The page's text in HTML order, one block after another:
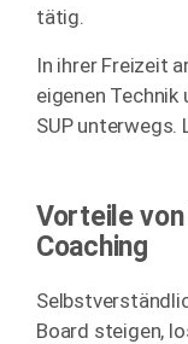
tätig.
In ihrer Freizeit
eigenen
SUP unterwegs.
Vorteile von
Coaching
Board steigen,